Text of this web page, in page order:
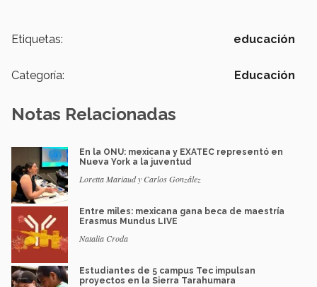
Etiquetas: educación
Categoría: Educación
Notas Relacionadas
En la ONU: mexicana y EXATEC representó en
Nueva York a la juventud
Loretta Mariaud y Carlos González
Entre miles: mexicana gana beca de maestría
Erasmus Mundus LIVE
Natalia Croda
Estudiantes de 5 campus Tec impulsan
proyectos en la Sierra Tarahumara